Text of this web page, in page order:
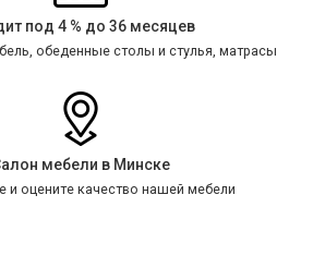
под 4 % до 36 месяцев
обеденные столы и стулья, матрасы
мебели в Минске
и оцените качество нашей мебели